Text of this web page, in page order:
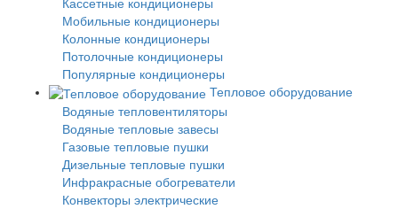
Кассетные кондиционеры
Мобильные кондиционеры
Колонные кондиционеры
Потолочные кондиционеры
Популярные кондиционеры
Тепловое оборудование
Водяные тепловентиляторы
Водяные тепловые завесы
Газовые тепловые пушки
Дизельные тепловые пушки
Инфракрасные обогреватели
Конвекторы электрические